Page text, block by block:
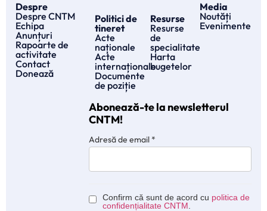
Despre
Despre CNTM
Echipa
Anunțuri
Rapoarte de
activitate
Contact
Donează
Politici de
tineret
Acte
naționale
Acte
internaționale
Documente
de poziție
Resurse
Resurse
de
specialitate
Harta
bugetelor
Media
Noutăți
Evenimente
Abonează-te la newsletterul
CNTM!
Adresă de email*
Confirm că sunt de acord cu politica de
confidențialitate CNTM